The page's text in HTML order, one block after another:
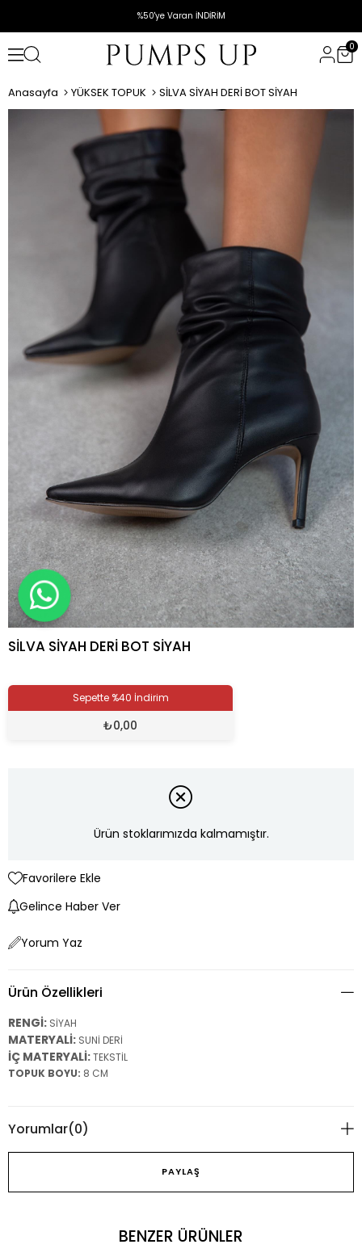
%50'ye Varan İNDİRİM
0
Anasayfa YÜKSEK TOPUK SİLVA SİYAH DERİ BOT SİYAH
SİLVA SİYAH DERİ BOT SİYAH
Sepette %40 İndirim
₺0,00
Ürün stoklarımızda kalmamıştır.
Favorilere Ekle
Gelince Haber Ver
Yorum Yaz
Ürün Özellikleri
RENGİ: SİYAH
MATERYALİ: SUNİ DERİ
İÇ MATERYALİ:TEKSTİL
TOPUK BOYU: 8 CM
Yorumlar(0)
PAYLAŞ
BENZER ÜRÜNLER